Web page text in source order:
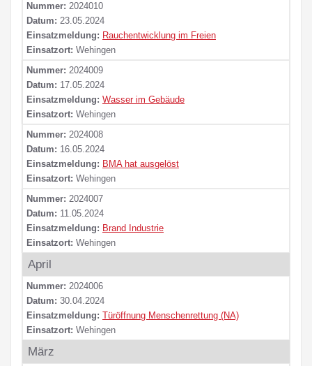
Nummer: 2024010
Datum: 23.05.2024
Einsatzmeldung: Rauchentwicklung im Freien
Einsatzort: Wehingen
Nummer: 2024009
Datum: 17.05.2024
Einsatzmeldung: Wasser im Gebäude
Einsatzort: Wehingen
Nummer: 2024008
Datum: 16.05.2024
Einsatzmeldung: BMA hat ausgelöst
Einsatzort: Wehingen
Nummer: 2024007
Datum: 11.05.2024
Einsatzmeldung: Brand Industrie
Einsatzort: Wehingen
April
Nummer: 2024006
Datum: 30.04.2024
Einsatzmeldung: Türöffnung Menschenrettung (NA)
Einsatzort: Wehingen
März